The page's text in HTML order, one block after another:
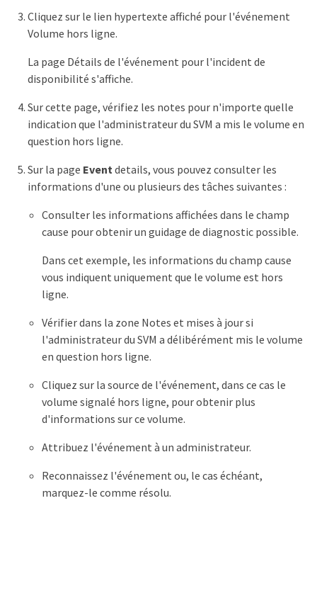
Cliquez sur le lien hypertexte affiché pour l'événement
Volume hors ligne.
La page Détails de l'événement pour l'incident de
disponibilité s'affiche.
Sur cette page, vérifiez les notes pour n'importe quelle
indication que l'administrateur du SVM a mis le volume en
question hors ligne.
Sur la page Eventdetails, vous pouvez consulter les
informations d'une ou plusieurs des tâches suivantes :
Consulter les informations affichées dans le champ
cause pour obtenir un guidage de diagnostic possible.
Dans cet exemple, les informations du champ cause
vous indiquent uniquement que le volume est hors
ligne.
Vérifier dans la zone Notes et mises à jour si
l'administrateur du SVM a délibérément mis le volume
en question hors ligne.
Cliquez sur la source de l'événement, dans ce cas le
volume signalé hors ligne, pour obtenir plus
d'informations sur ce volume.
Attribuez l'événement à un administrateur.
Reconnaissez l'événement ou, le cas échéant,
marquez-le comme résolu.